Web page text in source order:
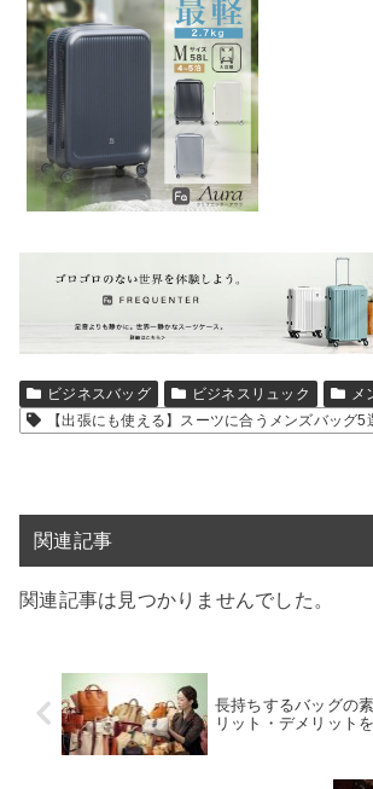
ビジネスバッグ ビジネスリュック
メ
【出張にも使える】スーツに合うメンズバッグ
関連記事
関連記事は見つかりませんでした。
長持ちするバッグの
リット・デメリット